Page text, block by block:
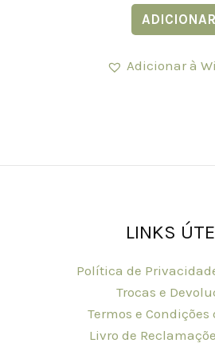
ADICIONAR
Adicionar à
LINKS
Política de
Trocas e
Termos e Condições
Livro de